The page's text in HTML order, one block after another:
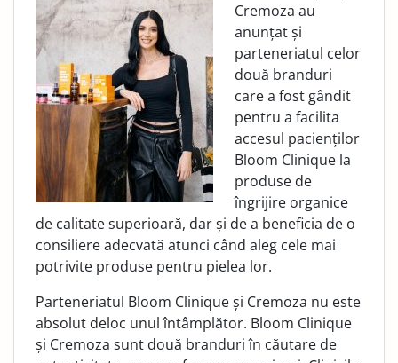
Cremoza au
anunțat și
parteneriatul celor
două branduri
care a fost gândit
pentru a facilita
accesul pacienților
Bloom Clinique la
produse de
îngrijire organice
de calitate superioară, dar și de a beneficia de o
consiliere adecvată atunci când aleg cele mai
potrivite produse pentru pielea lor.
Parteneriatul Bloom Clinique și Cremoza nu este
absolut deloc unul întâmplător. Bloom Clinique
și Cremoza sunt două branduri în căutare de